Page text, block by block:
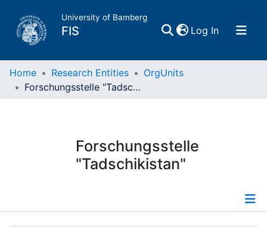
University of Bamberg
FIS Log In(current)
Home
Research Data
Projects
Home Research Entities
OrgUnits
Forschungsstelle "Tadschikistan"
Forschungsstelle
"Tadschikistan"
Information